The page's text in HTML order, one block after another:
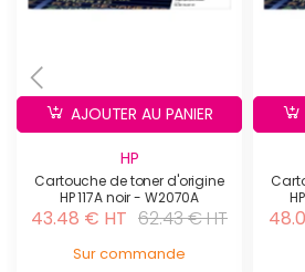
HP
Cartouche de toner d'origine
HP 117A noir - W2070A
43.48 € HT 62.43 € HT
Sur commande
AJOUTER AU PANIER